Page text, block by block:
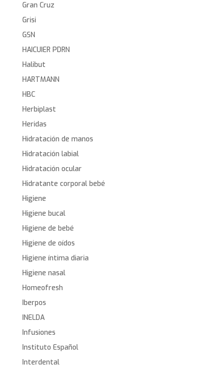
Gran Cruz
Grisi
GSN
HAICUIER PDRN
Halibut
HARTMANN
HBC
Herbiplast
Heridas
Hidratación de manos
Hidratación labial
Hidratación ocular
Hidratante corporal bebé
Higiene
Higiene bucal
Higiene de bebé
Higiene de oídos
Higiene íntima diaria
Higiene nasal
Homeofresh
Iberpos
INELDA
Infusiones
Instituto Español
Interdental